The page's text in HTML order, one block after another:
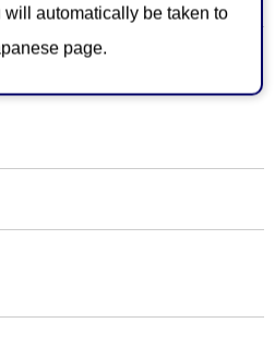
automatically be taken to
page.